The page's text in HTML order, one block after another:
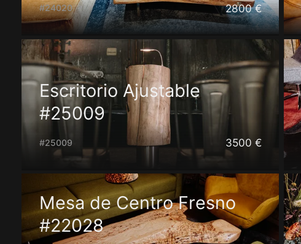
#24020 2800 €
Escritorio Ajustable
#25009
#25009 3500 €
Mesa de Centro Fresno
#22028